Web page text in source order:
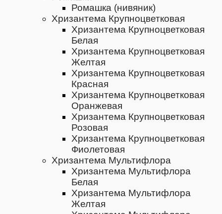
Ромашка (нивяник)
Хризантема Крупноцветковая
Хризантема Крупноцветковая
Белая
Хризантема Крупноцветковая
Желтая
Хризантема Крупноцветковая
Красная
Хризантема Крупноцветковая
Оранжевая
Хризантема Крупноцветковая
Розовая
Хризантема Крупноцветковая
Фиолетовая
Хризантема Мультифлора
Хризантема Мультифлора
Белая
Хризантема Мультифлора
Желтая